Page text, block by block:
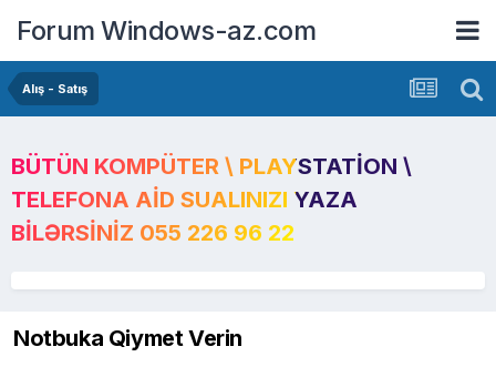
Forum Windows-az.com
Alış - Satış
BÜTÜN KOMPÜTER \ PLAYSTATION \
TELEFONA AID SUALINIZI YAZA
BILƏRSINIZ 055 226 96 22
Notbuka Qiymet Verin